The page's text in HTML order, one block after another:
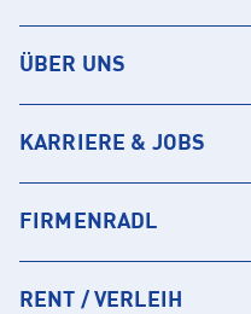
ÜBER UNS
KARRIERE & JOBS
FIRMENRADL
RENT / VERLEIH